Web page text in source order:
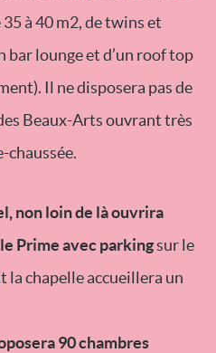
à 40 m2, de twins et
bar lounge et d’un roof top
Il ne disposera pas de
Beaux-Arts ouvrant très
chaussée.
non loin de là ouvrira
Prime avec parkingsur le
la chapelle accueillera un
90 chambres